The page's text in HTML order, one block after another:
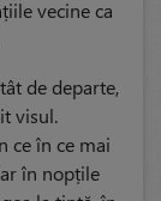
vecine ca
de departe,
visul.
ce în ce mai
în nopțile